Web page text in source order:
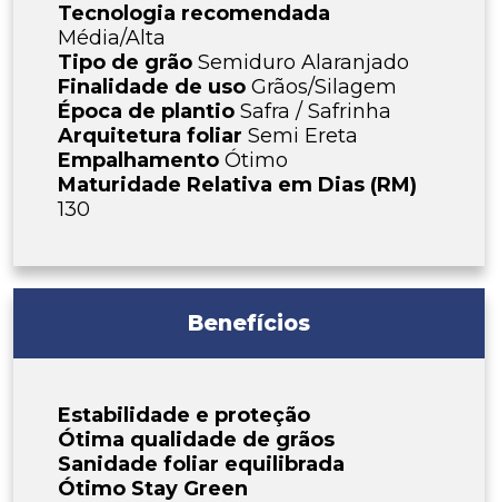
Tecnologia recomendada
Média/Alta
Tipo de grão Semiduro Alaranjado
Finalidade de uso Grãos/Silagem
Época de plantio Safra / Safrinha
Arquitetura foliar Semi Ereta
Empalhamento Ótimo
Maturidade Relativa em Dias (RM)
130
Benefícios
Estabilidade e proteção
Ótima qualidade de grãos
Sanidade foliar equilibrada
Ótimo Stay Green